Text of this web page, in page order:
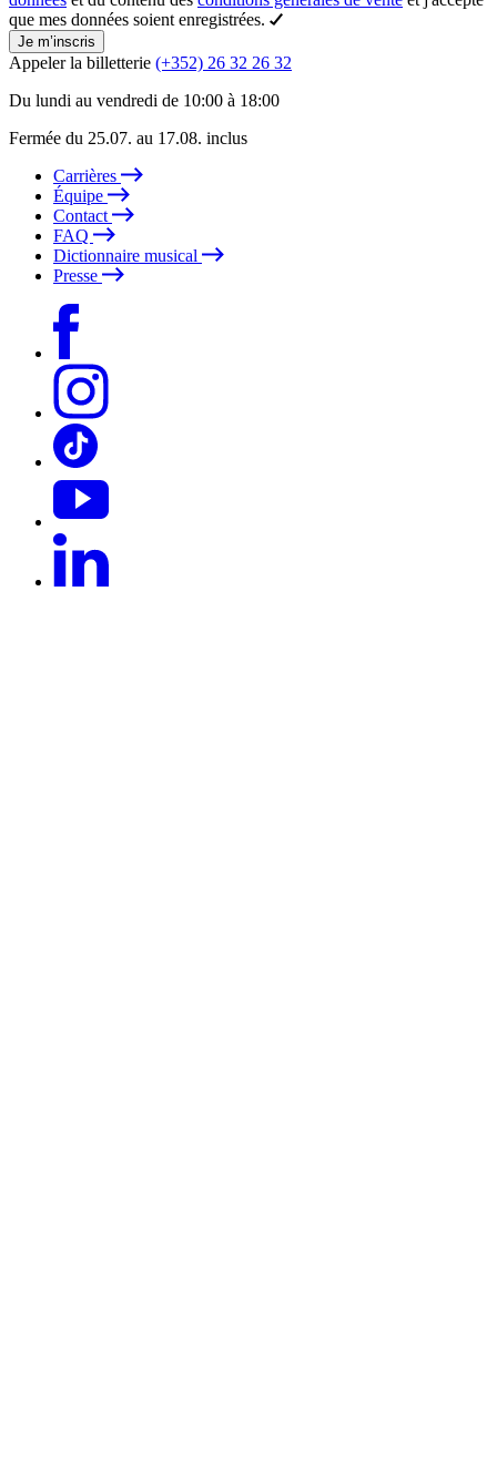
que mes données soient enregistrées.
Je m’inscris
Appeler la billetterie (+352) 26 32 26 32
Du lundi au vendredi de 10:00 à 18:00
Fermée du 25.07. au 17.08. inclus
Carrières
Équipe
Contact
FAQ
Dictionnaire musical
Presse